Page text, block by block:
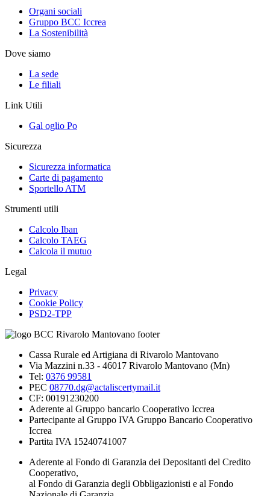
Organi sociali
Gruppo BCC Iccrea
La Sostenibilità
Dove siamo
La sede
Le filiali
Link Utili
Gal oglio Po
Sicurezza
Sicurezza informatica
Carte di pagamento
Sportello ATM
Strumenti utili
Calcolo Iban
Calcolo TAEG
Calcola il mutuo
Legal
Privacy
Cookie Policy
PSD2-TPP
Cassa Rurale ed Artigiana di Rivarolo Mantovano
Via Mazzini n.33 - 46017 Rivarolo Mantovano (Mn)
Tel: 0376 99581
PEC 08770.dg@actaliscertymail.it
CF: 00191230200
Aderente al Gruppo bancario Cooperativo Iccrea
Partecipante al Gruppo IVA Gruppo Bancario Cooperativo
Iccrea
Partita IVA 15240741007
Aderente al Fondo di Garanzia dei Depositanti del Credito
Cooperativo,
al Fondo di Garanzia degli Obbligazionisti e al Fondo